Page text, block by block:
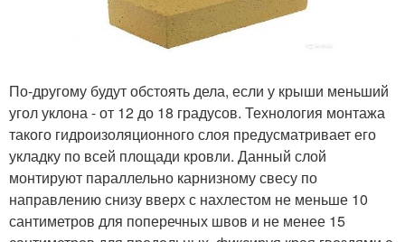
По-другому будут обстоять дела, если у крыши меньший
угол уклона - от 12 до 18 градусов. Технология монтажа
такого гидроизоляционного слоя предусматривает его
укладку по всей площади кровли. Данный слой
монтируют параллельно карнизному свесу по
направлению снизу вверх с нахлестом не меньше 10
сантиметров для поперечных швов и не менее 15